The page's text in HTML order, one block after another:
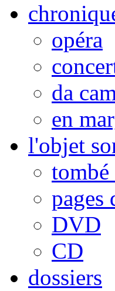
opéra
da
en
l'objet
pages
DVD
CD
dossiers